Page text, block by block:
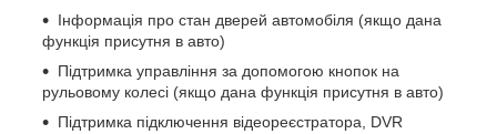
Інформація про стан дверей автомобіля (якщо дана
функція присутня в авто)
Підтримка управління за допомогою кнопок на
рульовому колесі (якщо дана функція присутня в авто)
Підтримка підключення відеореєстратора, DVR